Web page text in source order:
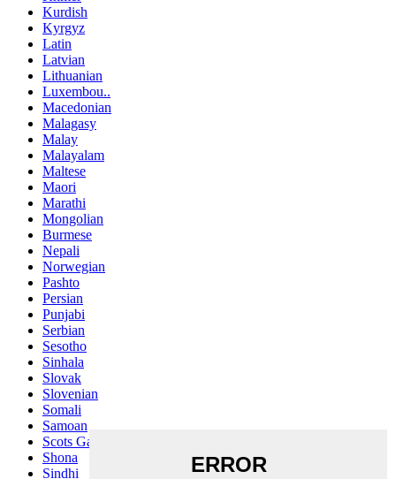
Kurdish
Kyrgyz
Latin
Latvian
Lithuanian
Luxembou..
Macedonian
Malagasy
Malay
Malayalam
Maltese
Maori
Marathi
Mongolian
Burmese
Nepali
Norwegian
Pashto
Persian
Punjabi
Serbian
Sesotho
Sinhala
Slovak
Slovenian
Somali
Samoan
Scots Gaelic
Shona
Sindhi